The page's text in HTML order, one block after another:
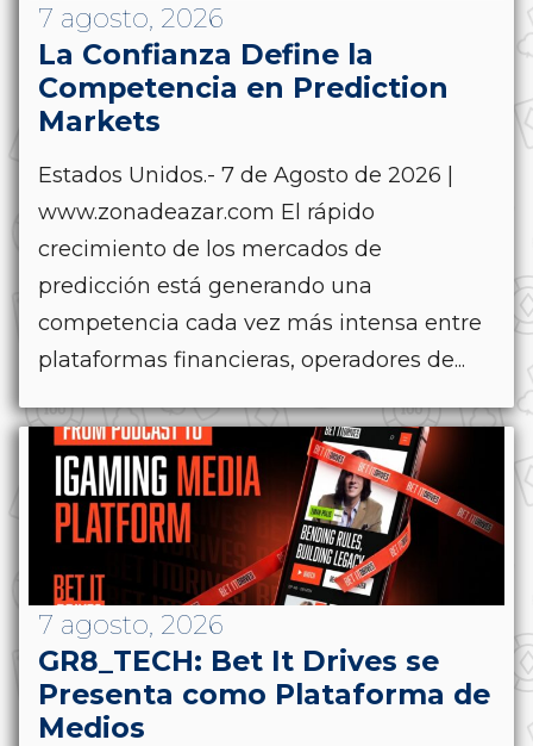
7 agosto, 2026
La Confianza Define la
Competencia en Prediction
Markets
Estados Unidos.- 7 de Agosto de 2026 |
www.zonadeazar.com El rápido
crecimiento de los mercados de
predicción está generando una
competencia cada vez más intensa entre
plataformas financieras, operadores de...
7 agosto, 2026
GR8_TECH: Bet It Drives se
Presenta como Plataforma de
Medios